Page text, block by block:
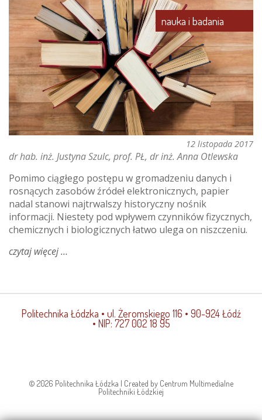
czy
to
możliwe?
nauka i badania
12 listopada 2017
dr hab. inż. Justyna Szulc, prof. PŁ dr inż. Anna Otlewska
Pomimo ciągłego postępu w gromadzeniu danych i
rosnących zasobów źródeł elektronicznych, papier
nadal stanowi najtrwalszy historyczny nośnik
informacji. Niestety pod wpływem czynników fizycznych,
chemicznych i biologicznych łatwo ulega on niszczeniu.
czytaj więcejo
chorują
Politechnika Łódzka • ul. Żeromskiego 116 • 90-924 Łódź
• NIP: 727 002 18 95
© 2026 Politechnika Łódzka | Created by Centrum Multimedialne
Politechniki Łódzkiej